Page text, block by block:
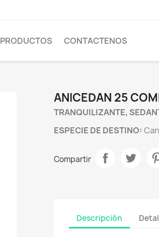
PRODUCTOS CONTACTENOS
ANICEDAN 25
TRANQUILIZANTE,
ESPECIE DE DESTINO:
Compartir
Descripción